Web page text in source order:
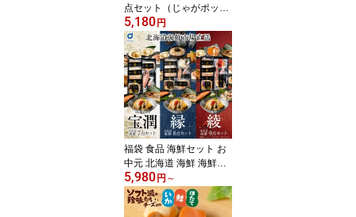
点セット（じゃがポック
ル・じゃがピリカ・ぽて
コタン各1個） スナック
Calbee お菓子 じゃがい
も ポテト 馬鈴薯 たまね
ぎ オニオン 北海道限定
個包装 小分け 贈答 お中
元 ギフト
5,180 円
福袋 食品 海鮮セット お
中元 北海道 海鮮 海鮮詰
め合わせ 豪華海鮮ギフト
8品「縁」7品「宝潤」9
品「綾」 海鮮福袋 お取
5,980 円 ～